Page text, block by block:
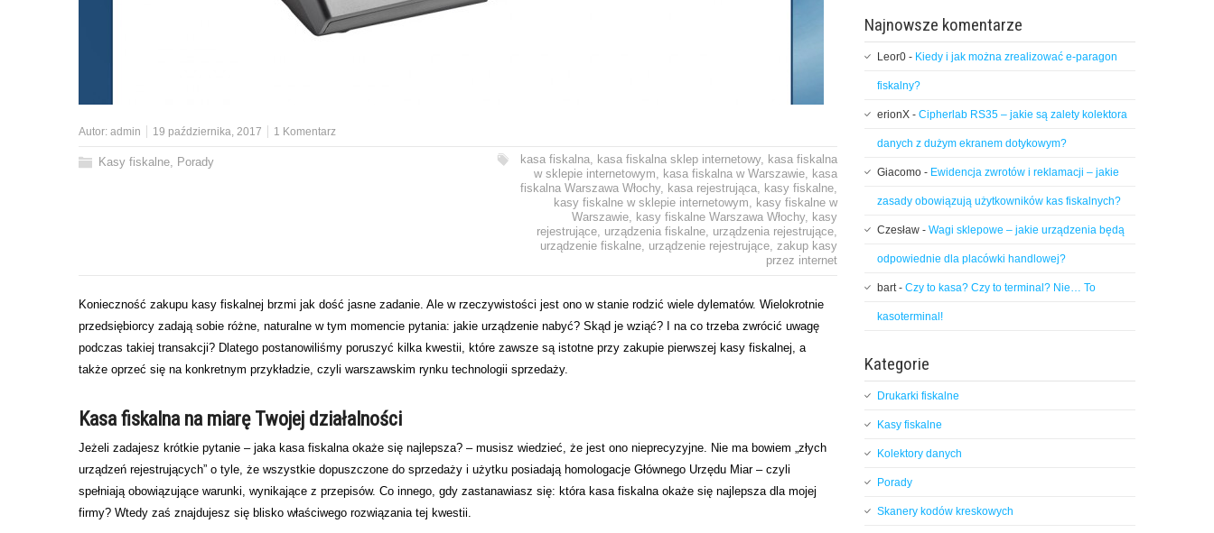
Autor: admin 19 października, 2017 1 Komentarz
Kasy fiskalne, Porady kasa fiskalna, kasa fiskalna sklep internetowy, kasa fiskalna
w sklepie internetowym, kasa fiskalna w Warszawie, kasa
fiskalna Warszawa Włochy, kasa rejestrująca, kasy fiskalne,
kasy fiskalne w sklepie internetowym, kasy fiskalne w
Warszawie, kasy fiskalne Warszawa Włochy, kasy
rejestrujące, urządzenia fiskalne, urządzenia rejestrujące,
urządzenie fiskalne, urządzenie rejestrujące, zakup kasy
przez internet
Konieczność zakupu kasy fiskalnej brzmi jak dość jasne zadanie. Ale w rzeczywistości jest ono w stanie rodzić wiele dylematów. Wielokrotnie
przedsiębiorcy zadają sobie różne, naturalne w tym momencie pytania: jakie urządzenie nabyć? Skąd je wziąć? I na co trzeba zwrócić uwagę
podczas takiej transakcji? Dlatego postanowiliśmy poruszyć kilka kwestii, które zawsze są istotne przy zakupie pierwszej kasy fiskalnej, a
także oprzeć się na konkretnym przykładzie, czyli warszawskim rynku technologii sprzedaży.
Kasa fiskalna na miarę Twojej działalności
Jeżeli zadajesz krótkie pytanie – jaka kasa fiskalna okaże się najlepsza? – musisz wiedzieć, że jest ono nieprecyzyjne. Nie ma bowiem „złych
urządzeń rejestrujących” o tyle, że wszystkie dopuszczone do sprzedaży i użytku posiadają homologacje Głównego Urzędu Miar – czyli
spełniają obowiązujące warunki, wynikające z przepisów. Co innego, gdy zastanawiasz się: która kasa fiskalna okaże się najlepsza dla mojej
firmy? Wtedy zaś znajdujesz się blisko właściwego rozwiązania tej kwestii.
Najnowsze komentarze
Leor0 - Kiedy i jak można zrealizować e-paragon
fiskalny?
erionX - Cipherlab RS35 – jakie są zalety kolektora
danych z dużym ekranem dotykowym?
Giacomo - Ewidencja zwrotów i reklamacji – jakie
zasady obowiązują użytkowników kas fiskalnych?
Czesław - Wagi sklepowe – jakie urządzenia będą
odpowiednie dla placówki handlowej?
bart- Czy to kasa? Czy to terminal? Nie… To
kasoterminal!
Kategorie
Drukarki fiskalne
Kasy fiskalne
Kolektory danych
Porady
Skanery kodów kreskowych